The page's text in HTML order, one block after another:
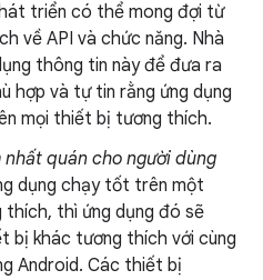
triển có thể mong đợi từ
về API và chức năng. Nhà
thông tin này để đưa ra
hợp và tự tin rằng ứng dụng
mọi thiết bị tương thích.
quán cho người dùng
dụng chạy tốt trên một
thì ứng dụng đó sẽ
bị khác tương thích với cùng
Android. Các thiết bị